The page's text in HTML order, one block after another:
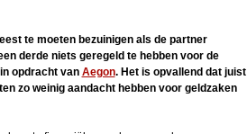
te moeten bezuinigen als de partner
derde niets geregeld te hebben voor de
opdracht van Aegon. Het is opvallend dat juist
zo weinig aandacht hebben voor geldzaken